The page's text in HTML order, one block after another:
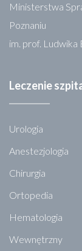
Ministerstwa
Poznaniu
im. prof.
Leczenie
Urologia
Anestezjologia
Chirurgia
Ortopedia
Hematologia
Wewnętrzny